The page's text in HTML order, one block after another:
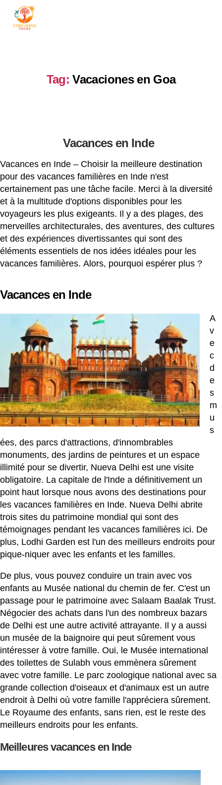
Tag: Vacaciones en Goa
Vacances en Inde
Vacances en Inde – Choisir la meilleure destination
pour des vacances familières en Inde n'est
certainement pas une tâche facile. Merci à la diversité
et à la multitude d'options disponibles pour les
voyageurs les plus exigeants. Il y a des plages, des
merveilles architecturales, des aventures, des cultures
et des expériences divertissantes qui sont des
éléments essentiels de nos idées idéales pour les
vacances familières. Alors, pourquoi espérer plus ?
Vacances en Inde
A
v
e
c
d
e
s
m
u
s
ées, des parcs d'attractions, d'innombrables
monuments, des jardins de peintures et un espace
illimité pour se divertir, Nueva Delhi est une visite
obligatoire. La capitale de l'Inde a définitivement un
point haut lorsque nous avons des destinations pour
les vacances familières en Inde. Nueva Delhi abrite
trois sites du patrimoine mondial qui sont des
témoignages pendant les vacances familières ici. De
plus, Lodhi Garden est l'un des meilleurs endroits pour
pique-niquer avec les enfants et les familles.
De plus, vous pouvez conduire un train avec vos
enfants au Musée national du chemin de fer. C'est un
passage pour le patrimoine avec Salaam Baalak Trust.
Négocier des achats dans l'un des nombreux bazars
de Delhi est une autre activité attrayante. Il y a aussi
un musée de la baignoire qui peut sûrement vous
intéresser à votre famille. Oui, le Musée international
des toilettes de Sulabh vous emmènera sûrement
avec votre famille. Le parc zoologique national avec sa
grande collection d'oiseaux et d'animaux est un autre
endroit à Delhi où votre famille l'appréciera sûrement.
Le Royaume des enfants, sans rien, est le reste des
meilleurs endroits pour les enfants.
Meilleures vacances en Inde